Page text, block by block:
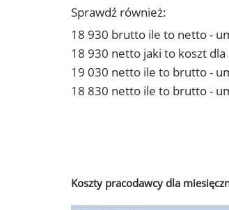
Sprawdź również:
18 930 brutto ile to netto -
18 930 netto jaki to koszt
19 030 netto ile to brutto -
18 830 netto ile to brutto -
Koszty pracodawcy dla